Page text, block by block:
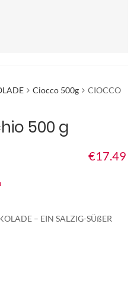
Ciocco 500g
CIOCCO
500 g
€17.49
– EIN SALZIG-SÜßER